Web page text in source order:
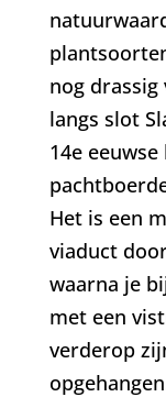
nog drassig
langs slot
14e
Het is een
viaduct
waarna je
met een
verderop